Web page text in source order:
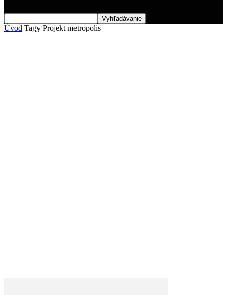
Úvod Tagy Projekt metropolis